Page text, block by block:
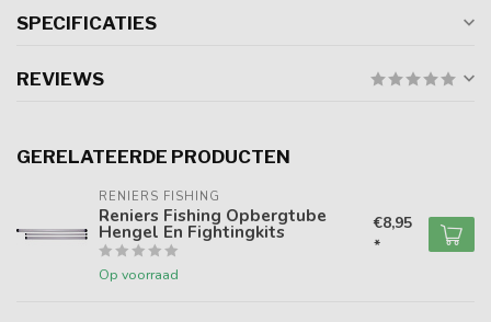
SPECIFICATIES
REVIEWS
GERELATEERDE PRODUCTEN
RENIERS FISHING
Reniers Fishing Opbergtube
Hengel En Fightingkits
Op voorraad
€8,95
*